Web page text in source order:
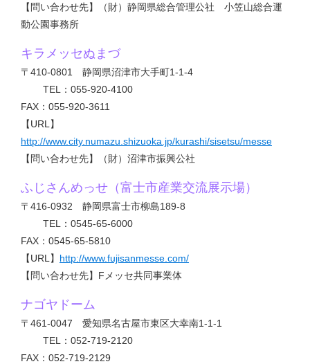
【問い合わせ先】（財）静岡県総合管理公社 小笠山総合運
動公園事務所
キラメッセぬまづ
〒410-0801 静岡県沼津市大手町1-1-4
TEL：055-920-4100
FAX：055-920-3611
【URL】
http://www.city.numazu.shizuoka.jp/kurashi/sisetsu/messe
【問い合わせ先】（財）沼津市振興公社
ふじさんめっせ（富士市産業交流展示場）
〒416-0932 静岡県富士市柳島189-8
TEL：0545-65-6000
FAX：0545-65-5810
【URL】 http://www.fujisanmesse.com/
【問い合わせ先】Fメッセ共同事業体
ナゴヤドーム
〒461-0047 愛知県名古屋市東区大幸南1-1-1
TEL：052-719-2120
FAX：052-719-2129